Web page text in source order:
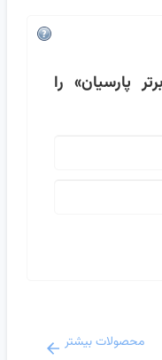
پارسیان» را
محصولات بیشتر